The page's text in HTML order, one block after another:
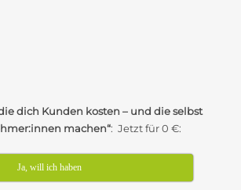
dich Kunden kosten – und die selbst
machen“: Jetzt für 0 €:
Ja, will ich haben